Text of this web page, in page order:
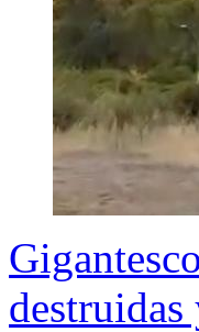
destruidas